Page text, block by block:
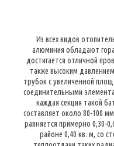
Из всех видов
алюминия обладают
достигается отличной
также высоким
трубок с увеличенной
соединительными
каждая секция такой
составляет около 80-100
равняется примерно 0,30-
районе 0,40 кв. м, со